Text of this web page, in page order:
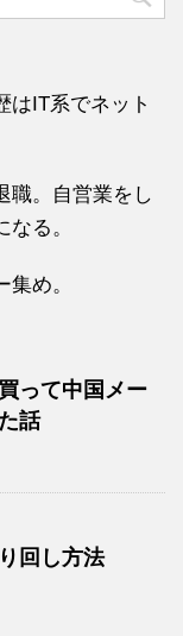
はIT系でネット
職。自営業をし
る。
め。
って中国メー
話
回し方法